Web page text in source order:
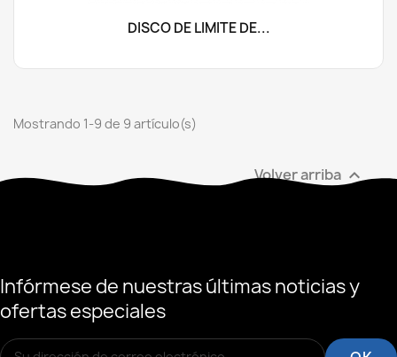
DISCO DE LÍMITE DE...
Mostrando 1-9 de 9 artículo(s)
Volver arriba 
Infórmese de nuestras últimas noticias y
ofertas especiales